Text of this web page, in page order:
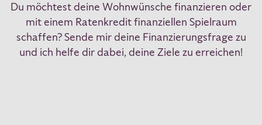
Du möchtest deine Wohnwünsche finanzieren oder
mit einem Ratenkredit finanziellen Spielraum
schaffen? Sende mir deine Finanzierungsfrage zu
und ich helfe dir dabei, deine Ziele zu erreichen!